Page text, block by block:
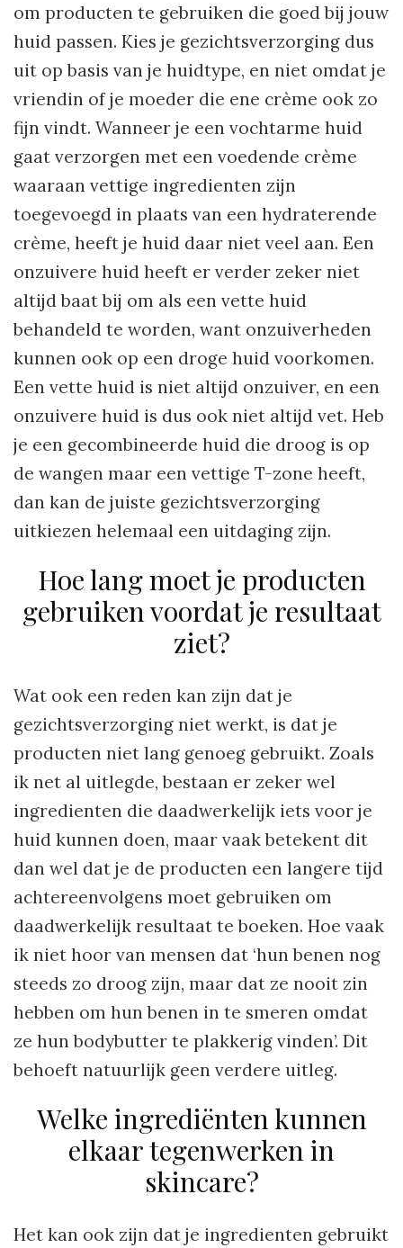
om producten te gebruiken die goed bij jouw
huid passen. Kies je gezichtsverzorging dus
uit op basis van je huidtype, en niet omdat je
vriendin of je moeder die ene crème ook zo
fijn vindt. Wanneer je een vochtarme huid
gaat verzorgen met een voedende crème
waaraan vettige ingredienten zijn
toegevoegd in plaats van een hydraterende
crème, heeft je huid daar niet veel aan. Een
onzuivere huid heeft er verder zeker niet
altijd baat bij om als een vette huid
behandeld te worden, want onzuiverheden
kunnen ook op een droge huid voorkomen.
Een vette huid is niet altijd onzuiver, en een
onzuivere huid is dus ook niet altijd vet. Heb
je een gecombineerde huid die droog is op
de wangen maar een vettige T-zone heeft,
dan kan de juiste gezichtsverzorging
uitkiezen helemaal een uitdaging zijn.
Hoe lang moet je producten
gebruiken voordat je resultaat
ziet?
Wat ook een reden kan zijn dat je
gezichtsverzorging niet werkt, is dat je
producten niet lang genoeg gebruikt. Zoals
ik net al uitlegde, bestaan er zeker wel
ingredienten die daadwerkelijk iets voor je
huid kunnen doen, maar vaak betekent dit
dan wel dat je de producten een langere tijd
achtereenvolgens moet gebruiken om
daadwerkelijk resultaat te boeken. Hoe vaak
ik niet hoor van mensen dat ‘hun benen nog
steeds zo droog zijn, maar dat ze nooit zin
hebben om hun benen in te smeren omdat
ze hun bodybutter te plakkerig vinden’. Dit
behoeft natuurlijk geen verdere uitleg.
Welke ingrediënten kunnen
elkaar tegenwerken in
skincare?
Het kan ook zijn dat je ingredienten gebruikt